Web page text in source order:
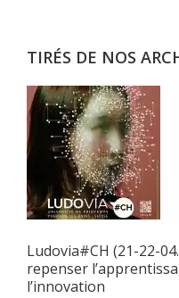
TIRÉS DE NOS
Ludovia#CH (21-22-
repenser
l’innovation